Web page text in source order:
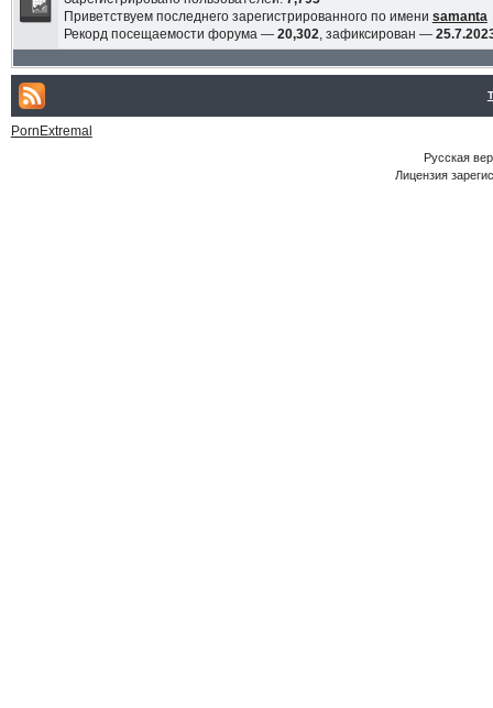
Приветствуем последнего зарегистрированного по имени samanta
Рекорд посещаемости форума — 20,302, зафиксирован —
PornExtremal
Русская
Лицензия